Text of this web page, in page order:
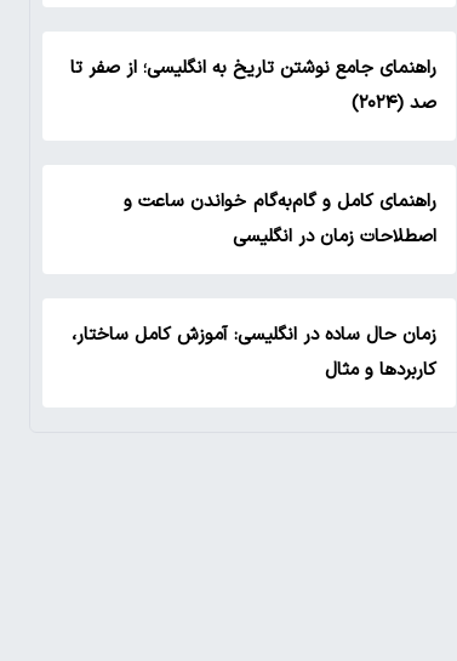
راهنمای جامع نوشتن تاریخ به انگلیسی؛ از صفر تا
صد (۲۰۲۴)
راهنمای کامل و گام‌به‌گام خواندن ساعت و
اصطلاحات زمان در انگلیسی
زمان حال ساده در انگلیسی: آموزش کامل ساختار،
کاربردها و مثال